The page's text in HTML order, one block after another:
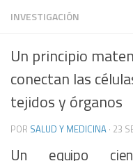
INVESTIGACIÓN
Un principio
conectan las
tejidos y órganos
POR SALUD Y MEDICINA · 23
Un equipo